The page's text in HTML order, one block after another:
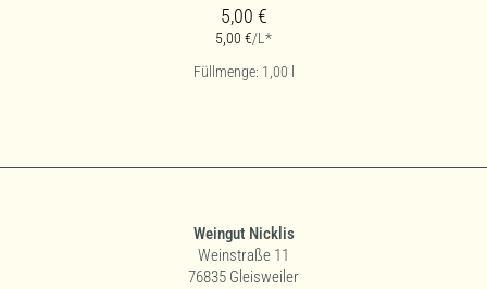
5,00 €
5,00 €/L*
Füllmenge: 1,00
Weingut Nicklis
Weinstraße 11
76835 Gleisweiler